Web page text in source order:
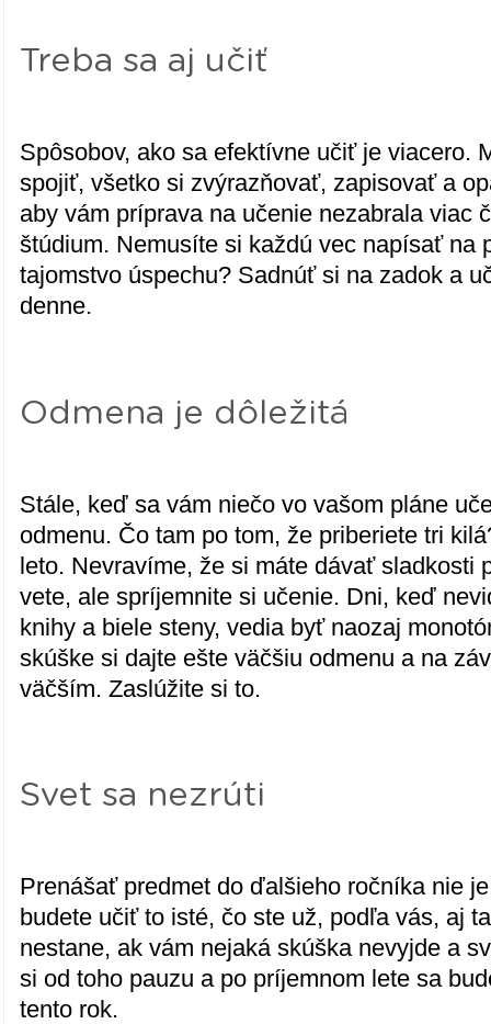
Treba sa aj učiť
Spôsobov, ako sa efektívne učiť je viacero.
spojiť, všetko si zvýrazňovať, zapisovať a
aby vám príprava na učenie nezabrala viac
štúdium. Nemusíte si každú vec napísať na
tajomstvo úspechu? Sadnúť si na zadok a
denne.
Odmena je dôležitá
Stále, keď sa vám niečo vo vašom pláne
odmenu. Čo tam po tom, že priberiete tri
leto. Nevravíme, že si máte dávať sladkosti
vete, ale spríjemnite si učenie. Dni, keď
knihy a biele steny, vedia byť naozaj
skúške si dajte ešte väčšiu odmenu a na
väčším. Zaslúžite si to.
Svet sa nezrúti
Prenášať predmet do ďalšieho ročníka nie
budete učiť to isté, čo ste už, podľa vás, aj
nestane, ak vám nejaká skúška nevyjde a
si od toho pauzu a po príjemnom lete sa
tento rok.